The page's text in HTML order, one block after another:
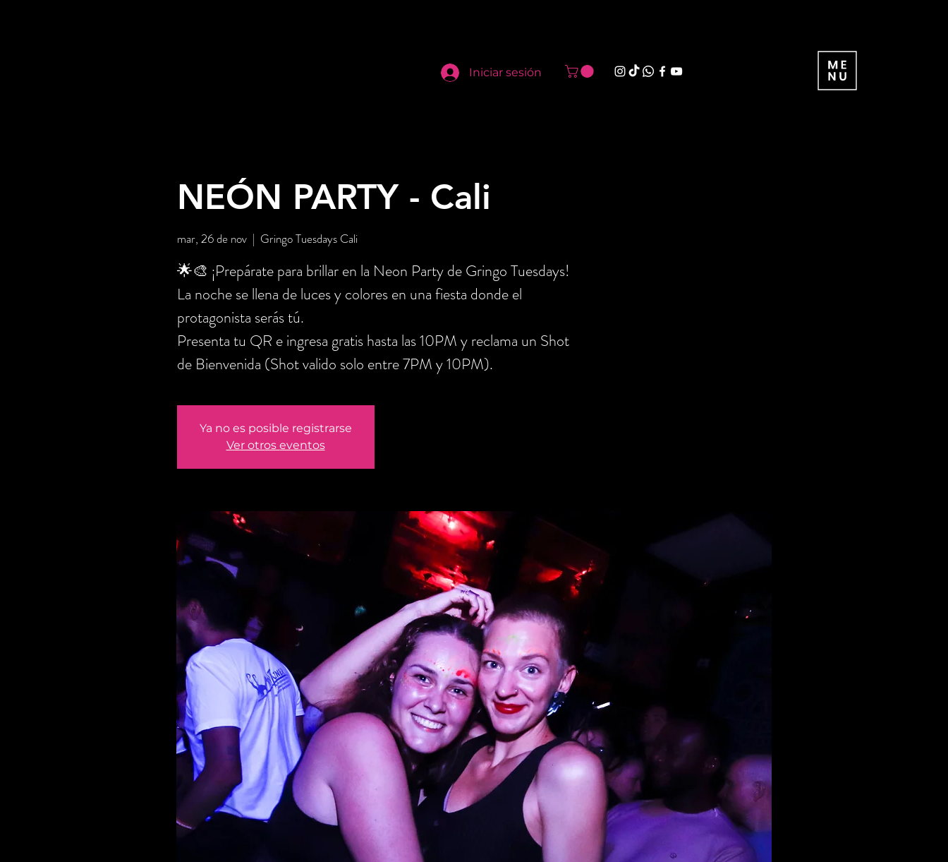
Iniciar sesión
NEÓN PARTY - Cali
mar, 26 de nov
  |
Gringo Tuesdays Cali
🌟🎨 ¡Prepárate para brillar en la Neon Party de Gringo Tuesdays!
La noche se llena de luces y colores en una fiesta donde el
protagonista serás tú.
Presenta tu QR e ingresa gratis hasta las 10PM y reclama un Shot
de Bienvenida (Shot valido solo entre 7PM y 10PM).
Ya no es posible registrarse
Ver otros eventos